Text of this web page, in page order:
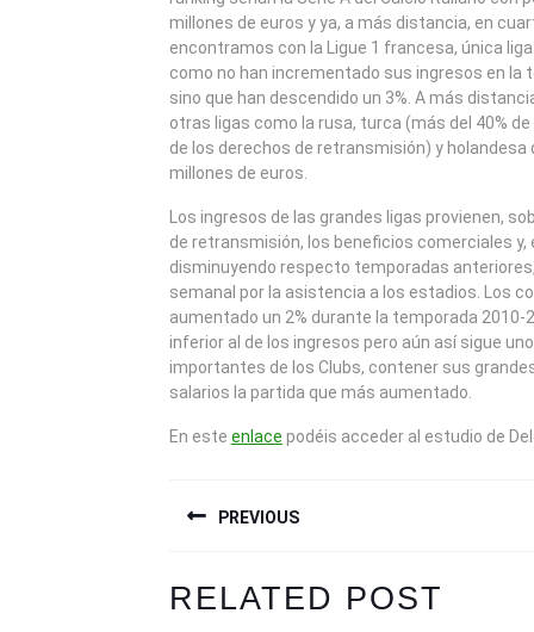
millones de euros y ya, a más distancia, en
encontramos con la Ligue 1 francesa, única
como no han incrementado sus ingresos en la
sino que han descendido un 3%. A más
otras ligas como la rusa, turca (más del 40%
de los derechos de retransmisión) y holandesa
millones de euros.
Los ingresos de las grandes ligas provienen,
de retransmisión, los beneficios comerciales y,
disminuyendo respecto temporadas
semanal por la asistencia a los estadios. Los
aumentado un 2% durante la temporada 2010-
inferior al de los ingresos pero aún así sigue
importantes de los Clubs, contener sus
salarios la partida que más aumentado.
En este enlace podéis acceder al estudio de
DE
ENTRADAS
PREVIOUS
post:
RELATED POST